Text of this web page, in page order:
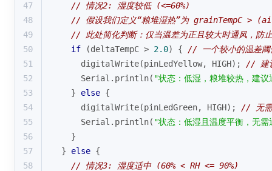
47
// 情况2: 湿度较低 (<=60%)
48
// 假设我们定义“粮堆湿热”为 grainTempC >
49
// 此处简化判断：仅当温差为正且较大时通风，防
50
if (deltaTempC > 2.0) { // 一个较小的温差阈
51
digitalWrite(pinLedYellow, HIGH); // 建
52
      Serial.
println( "状态：低湿，粮堆较热，建
53
    }
else {
54
digitalWrite(pinLedGreen, HIGH); // 无需
55
      Serial.
println( "状态：低湿且温度平衡，无
56
    }
57
  }
else {
58
// 情况3: 湿度适中 (60% < RH <= 90%)